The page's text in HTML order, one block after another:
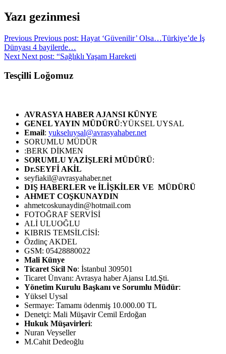
Yazı gezinmesi
Previous Previous post: Hayat ‘Güvenilir’ Olsa…Türkiye’de İş
Dünyası 4 bayilerde…
Next Next post: “Sağlıklı Yaşam Hareketi
Tesçilli Loğomuz
AVRASYA HABER AJANSI KÜNYE
GENEL YAYIN MÜDÜRÜ:YÜKSEL UYSAL
Email: yukseluysal@avrasyahaber.net
SORUMLU MÜDÜR
:BERK DİKMEN
SORUMLU YAZİŞLERİ MÜDÜRÜ:
Dr.SEYFİ AKİL
seyfiakil@avrasyahaber.net
DIŞ HABERLER ve İLİŞKİLER VE MÜDÜRÜ
AHMET COŞKUNAYDIN
ahmetcoskunaydin@hotmail.com
FOTOĞRAF SERVİSİ
ALİ ULUOĞLU
KIBRIS TEMSİLCİSİ:
Özdinç AKDEL
GSM: 05428880022
Mali Künye
Ticaret Sicil No: İstanbul 309501
Ticaret Ünvanı: Avrasya haber Ajansı Ltd.Şti.
Yönetim Kurulu Başkanı ve Sorumlu Müdür:
Yüksel Uysal
Sermaye: Tamamı ödenmiş 10.000.00 TL
Denetçi: Mali Müşavir Cemil Erdoğan
Hukuk Müşavirleri:
Nuran Veyseller
M.Cahit Dedeoğlu